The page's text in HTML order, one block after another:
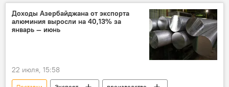
Доходы Азербайджана от экспорта
алюминия выросли на 40,13% за
январь — июнь
22 июля, 15:58